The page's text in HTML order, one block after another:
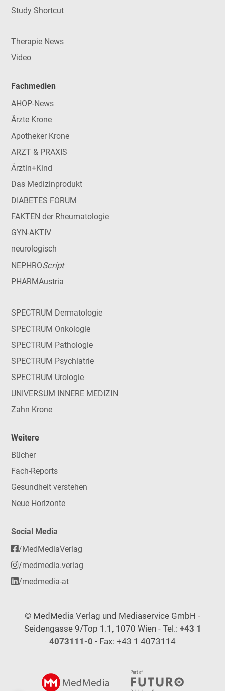
Study Shortcut
Therapie News
Video
Fachmedien
AHOP-News
Ärzte Krone
Apotheker Krone
ARZT & PRAXIS
Ärztin+Kind
Das Medizinprodukt
DIABETES FORUM
FAKTEN der Rheumatologie
GYN-AKTIV
neurologisch
NEPHROScript
PHARMAustria
SPECTRUM Dermatologie
SPECTRUM Onkologie
SPECTRUM Pathologie
SPECTRUM Psychiatrie
SPECTRUM Urologie
UNIVERSUM INNERE MEDIZIN
Zahn Krone
Weitere
Bücher
Fach-Reports
Gesundheit verstehen
Neue Horizonte
Social Media
/MedMediaVerlag
/medmedia.verlag
/medmedia-at
© MedMedia Verlag und Mediaservice GmbH -
Seidengasse 9/Top 1.1, 1070 Wien - Tel.: +43 1
4073111-0 - Fax: +43 1 4073114